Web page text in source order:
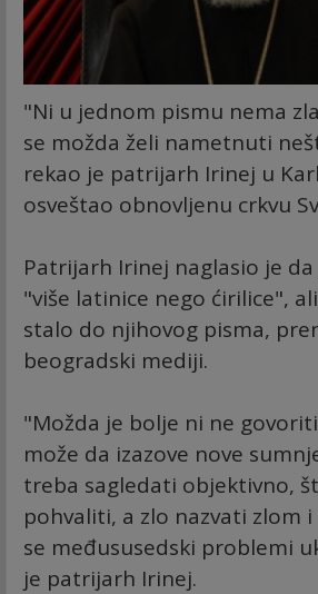
"Ni u jednom pismu nema
se možda želi nametnuti
rekao je patrijarh Irinej u
osveštao obnovljenu crkvu
Patrijarh Irinej naglasio je
"više latinice nego ćirilice",
stalo do njihovog pisma,
beogradski mediji.
"Možda je bolje ni ne
može da izazove nove
treba sagledati objektivno,
pohvaliti, a zlo nazvati zlom
se međususedski problemi
je patrijarh Irinej.